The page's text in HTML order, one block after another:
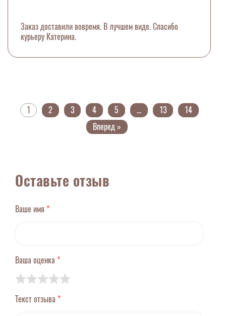
Заказ доставили вовремя. В лучшем виде. Спасибо
курьеру Катерина.
1 2 3 4 5 ... 13
14
Вперед »
Оставьте отзыв
Ваше имя *
Ваша оценка *
Текст отзыва *